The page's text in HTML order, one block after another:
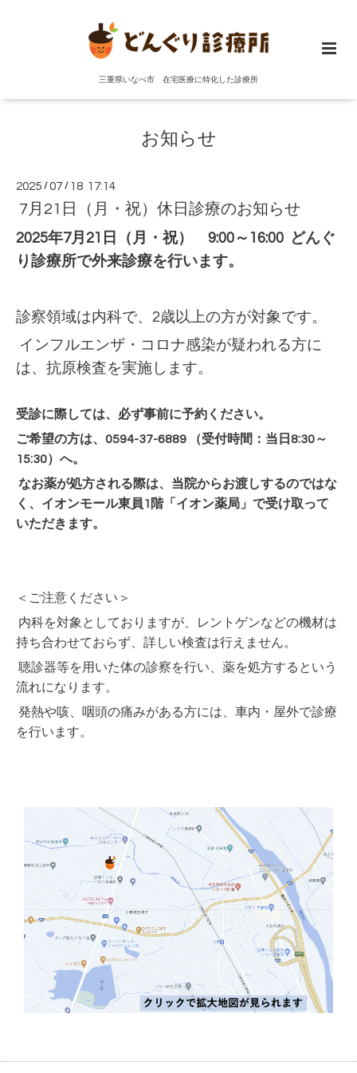
三重県いなべ市 在宅医療に特化した診療所
お知らせ
2025 /07 / 18 17:14
7月21日（月・祝）休日診療のお知らせ
2025年7月21日（月・祝） 9:00～16:00 どんぐ
り診療所で外来診療を行います。
診察領域は内科で、2歳以上の方が対象です。
インフルエンザ・コロナ感染が疑われる方に
は、抗原検査を実施します。
受診に際しては、必ず事前に予約ください。
ご希望の方は、0594-37-6889 （受付時間：当日8:30～
15:30）へ。
なお薬が処方される際は、当院からお渡しするのではな
く、イオンモール東員1階「イオン薬局」で受け取って
いただきます。
＜ご注意ください＞
内科を対象としておりますが、レントゲンなどの機材は
持ち合わせておらず、詳しい検査は行えません。
聴診器等を用いた体の診察を行い、薬を処方するという
流れになります。
発熱や咳、咽頭の痛みがある方には、車内・屋外で診療
を行います。